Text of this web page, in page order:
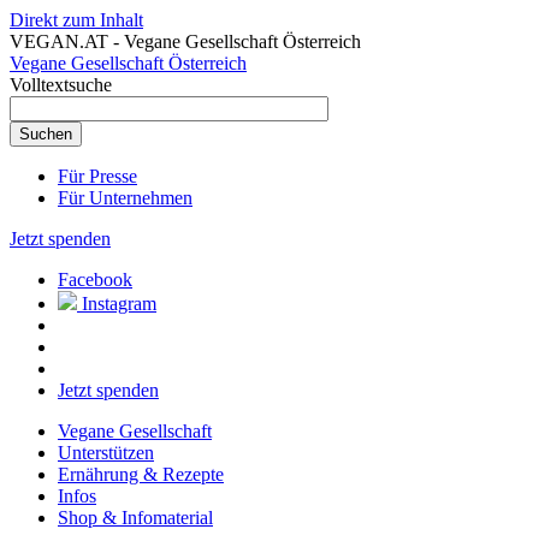
Direkt zum Inhalt
VEGAN.AT - Vegane Gesellschaft Österreich
Vegane Gesellschaft Österreich
Volltextsuche
Für Presse
Für Unternehmen
Jetzt spenden
Facebook
Instagram
Jetzt spenden
Vegane Gesellschaft
Unterstützen
Ernährung & Rezepte
Infos
Shop & Infomaterial